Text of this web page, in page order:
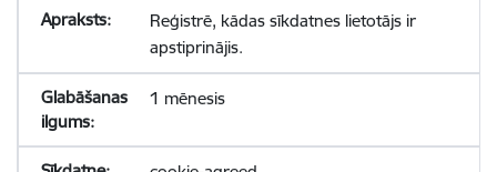
Reģistrē, kādas sīkdatnes lietotājs ir
apstiprinājis.
1 mēnesis